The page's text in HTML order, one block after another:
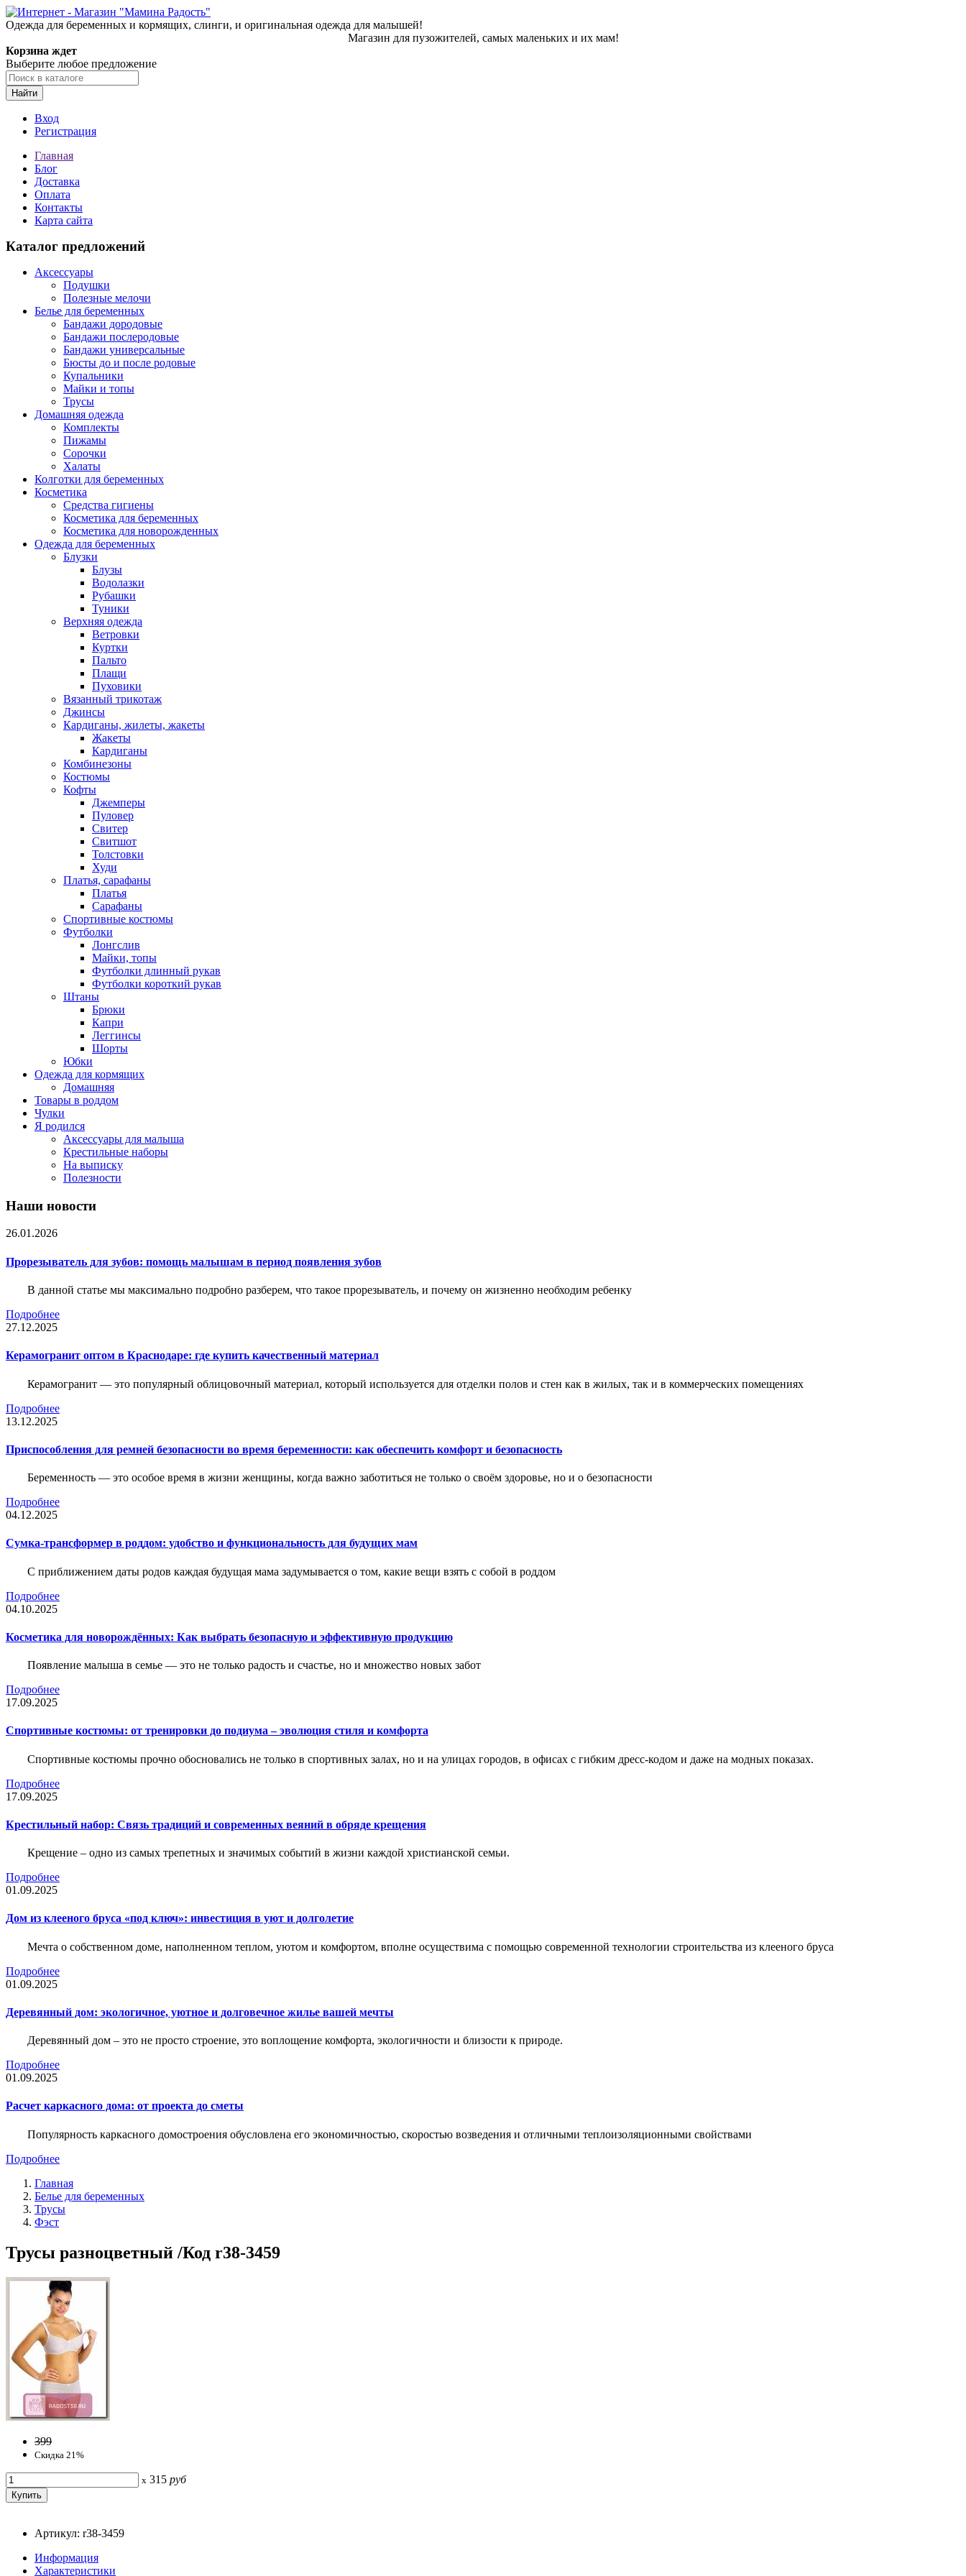
Одежда для беременных и кормящих, слинги, и оригинальная одежда для малышей!
Магазин для пузожителей, самых маленьких и их мам!
Корзина ждет
Выберите любое предложение
Найти
Вход
Регистрация
Главная
Блог
Доставка
Оплата
Контакты
Карта сайта
Каталог предложений
Аксессуары
Подушки
Полезные мелочи
Белье для беременных
Бандажи дородовые
Бандажи послеродовые
Бандажи универсальные
Бюсты до и после родовые
Купальники
Майки и топы
Трусы
Домашняя одежда
Комплекты
Пижамы
Сорочки
Халаты
Колготки для беременных
Косметика
Cредства гигиены
Косметика для беременных
Косметика для новорожденных
Одежда для беременных
Блузки
Блузы
Водолазки
Рубашки
Туники
Верхняя одежда
Ветровки
Куртки
Пальто
Плащи
Пуховики
Вязанный трикотаж
Джинсы
Кардиганы, жилеты, жакеты
Жакеты
Кардиганы
Комбинезоны
Костюмы
Кофты
Джемперы
Пуловер
Свитер
Свитшот
Толстовки
Худи
Платья, сарафаны
Платья
Сарафаны
Спортивные костюмы
Футболки
Лонгслив
Майки, топы
Футболки длинный рукав
Футболки короткий рукав
Штаны
Брюки
Капри
Леггинсы
Шорты
Юбки
Одежда для кормящих
Домашняя
Товары в роддом
Чулки
Я родился
Аксессуары для малыша
Крестильные наборы
На выписку
Полезности
Наши новости
26.01.2026
Прорезыватель для зубов: помощь малышам в период появления зубов
В данной статье мы максимально подробно разберем, что такое прорезыватель, и почему он жизненно необходим ребенку
Подробнее
27.12.2025
Керамогранит оптом в Краснодаре: где купить качественный материал
Керамогранит — это популярный облицовочный материал, который используется для отделки полов и стен как в жилых, так и в коммерческих помещениях
Подробнее
13.12.2025
Приспособления для ремней безопасности во время беременности: как обеспечить комфорт и безопасность
Беременность — это особое время в жизни женщины, когда важно заботиться не только о своём здоровье, но и о безопасности
Подробнее
04.12.2025
Сумка-трансформер в роддом: удобство и функциональность для будущих мам
С приближением даты родов каждая будущая мама задумывается о том, какие вещи взять с собой в роддом
Подробнее
04.10.2025
Косметика для новорождённых: Как выбрать безопасную и эффективную продукцию
Появление малыша в семье — это не только радость и счастье, но и множество новых забот
Подробнее
17.09.2025
Спортивные костюмы: от тренировки до подиума – эволюция стиля и комфорта
Спортивные костюмы прочно обосновались не только в спортивных залах, но и на улицах городов, в офисах с гибким дресс-кодом и даже на модных показах.
Подробнее
17.09.2025
Крестильный набор: Связь традиций и современных веяний в обряде крещения
Крещение – одно из самых трепетных и значимых событий в жизни каждой христианской семьи.
Подробнее
01.09.2025
Дом из клееного бруса «под ключ»: инвестиция в уют и долголетие
Мечта о собственном доме, наполненном теплом, уютом и комфортом, вполне осуществима с помощью современной технологии строительства из клееного бруса
Подробнее
01.09.2025
Деревянный дом: экологичное, уютное и долговечное жилье вашей мечты
Деревянный дом – это не просто строение, это воплощение комфорта, экологичности и близости к природе.
Подробнее
01.09.2025
Расчет каркасного дома: от проекта до сметы
Популярность каркасного домостроения обусловлена его экономичностью, скоростью возведения и отличными теплоизоляционными свойствами
Подробнее
Главная
Белье для беременных
Трусы
Фэст
Трусы разноцветный /Код r38-3459
399
Скидка 21%
x 315 руб
Артикул: r38-3459
Информация
Характеристики